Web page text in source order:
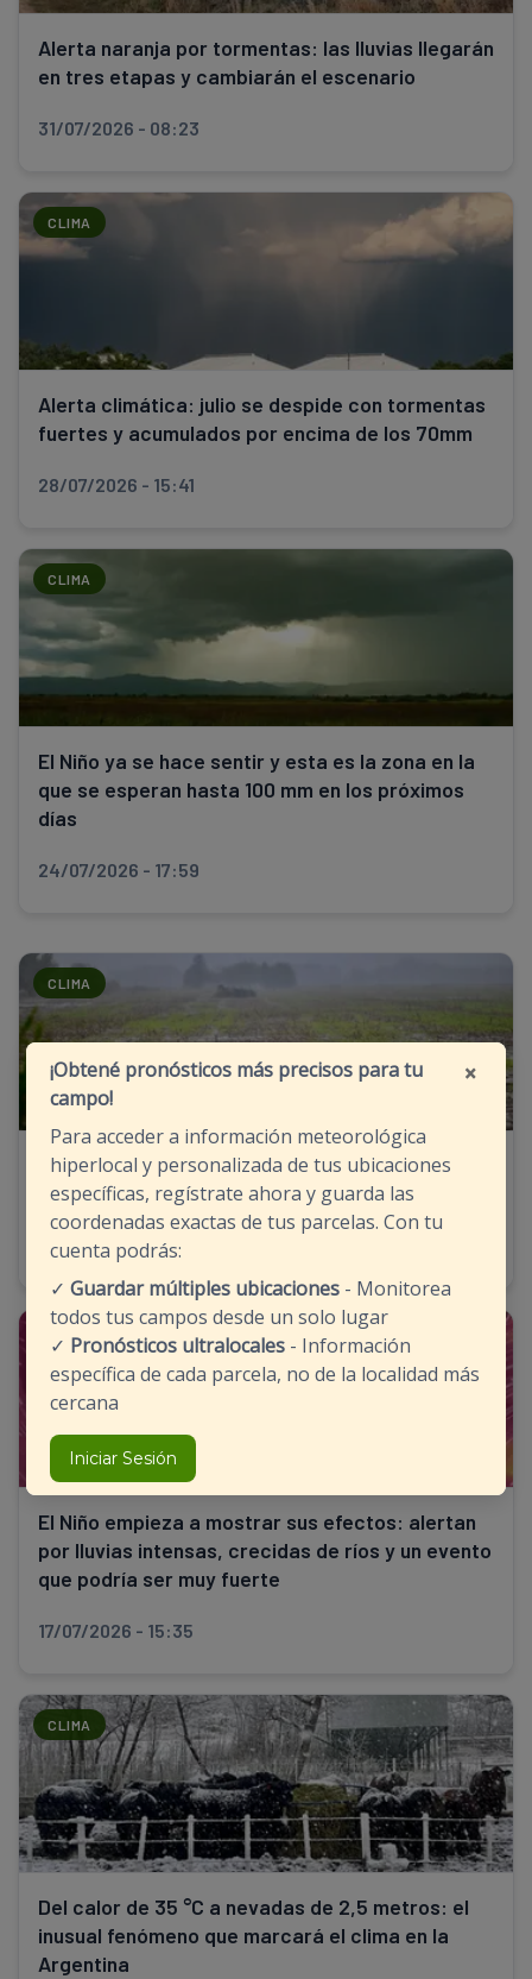
×
¡Obtené pronósticos más precisos para tu
campo!
Para acceder a información meteorológica
hiperlocal y personalizada de tus ubicaciones
específicas, regístrate ahora y guarda las
coordenadas exactas de tus parcelas. Con tu
cuenta podrás:
✓Guardar múltiples ubicaciones - Monitorea
todos tus campos desde un solo lugar
✓ Pronósticos ultralocales - Información
específica de cada parcela, no de la localidad más
cercana
Iniciar Sesión
Alerta naranja por tormentas: las lluvias llegarán
en tres etapas y cambiarán el escenario
31/07/2026 - 08:23
CLIMA
Alerta climática: julio se despide con tormentas
fuertes y acumulados por encima de los 70mm
28/07/2026 - 15:41
CLIMA
El Niño ya se hace sentir y esta es la zona en la
que se esperan hasta 100 mm en los próximos
días
24/07/2026 - 17:59
CLIMA
En una semana llovió casi todo lo que suele
llover en julio: el impacto en el campo
24/07/2026 - 08:27
CLIMA
El Niño empieza a mostrar sus efectos: alertan
por lluvias intensas, crecidas de ríos y un evento
que podría ser muy fuerte
17/07/2026 - 15:35
CLIMA
Del calor de 35 °C a nevadas de 2,5 metros: el
inusual fenómeno que marcará el clima en la
Argentina